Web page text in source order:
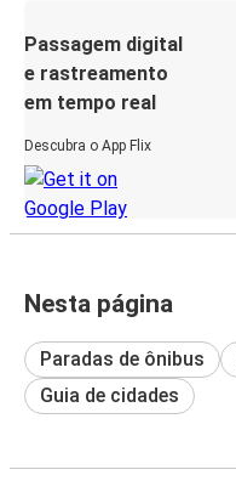
Passagem digital
e rastreamento
em tempo real
Descubra o App Flix
Nesta página
Paradas de ônibus
Guia de cidades